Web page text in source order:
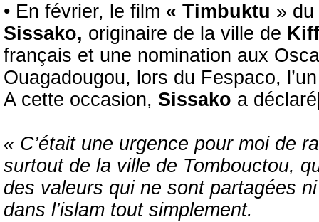
• En février, le film « Timbuktu »
Sissako, originaire de la ville de
français et une nomination aux
Ouagadougou, lors du Fespaco,
A cette occasion, Sissako a
« C’était une urgence pour moi de
surtout de la ville de Tombouctou,
des valeurs qui ne sont partagées
dans l’islam tout simplement.